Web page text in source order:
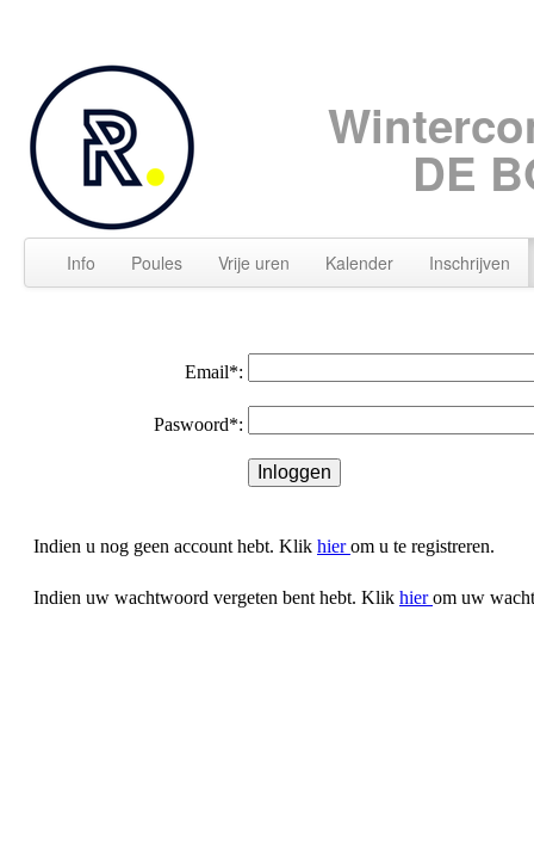
DE
Info Poules Vrije uren Kalender Inschrijven